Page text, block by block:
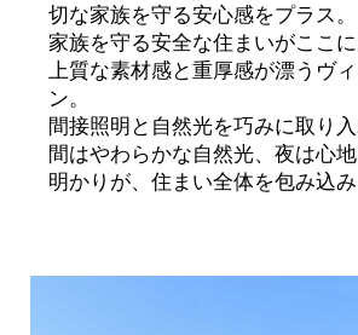
切な家族を守る安心感をプラス。
家族を守る安全な住まいがここに
上質な素材感と重厚感が漂うヴ
ン。
間接照明と自然光を巧みに取り
間はやわらかな自然光、夜は心
明かりが、住まい全体を包み込み